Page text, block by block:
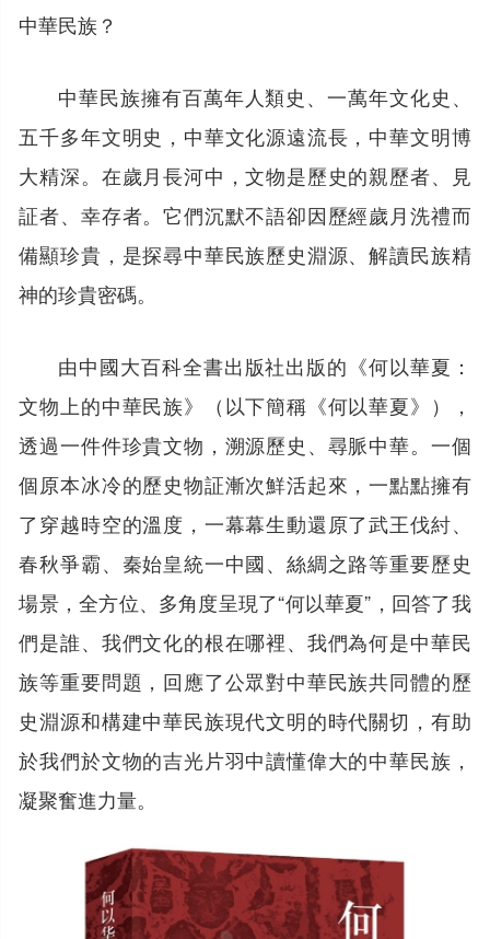
中華民族？
中華民族擁有百萬年人類史、一萬年文化史、
五千多年文明史，中華文化源遠流長，中華文明博
大精深。在歲月長河中，文物是歷史的親歷者、見
証者、幸存者。它們沉默不語卻因歷經歲月洗禮而
備顯珍貴，是探尋中華民族歷史淵源、解讀民族精
神的珍貴密碼。
由中國大百科全書出版社出版的《何以華夏：
文物上的中華民族》（以下簡稱《何以華夏》），
透過一件件珍貴文物，溯源歷史、尋脈中華。一個
個原本冰冷的歷史物証漸次鮮活起來，一點點擁有
了穿越時空的溫度，一幕幕生動還原了武王伐紂、
春秋爭霸、秦始皇統一中國、絲綢之路等重要歷史
場景，全方位、多角度呈現了“何以華夏”，回答了我
們是誰、我們文化的根在哪裡、我們為何是中華民
族等重要問題，回應了公眾對中華民族共同體的歷
史淵源和構建中華民族現代文明的時代關切，有助
於我們於文物的吉光片羽中讀懂偉大的中華民族，
凝聚奮進力量。